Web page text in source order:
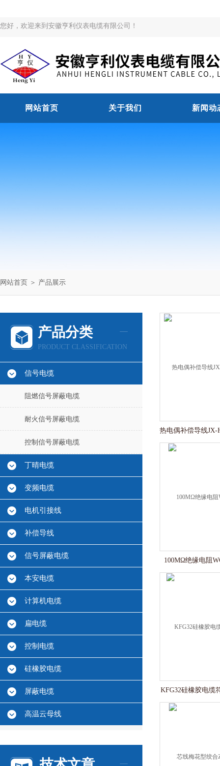
您好，欢迎来到安徽亨利仪表电缆有限公司！
网站首页 关于我们 新闻动
网站首页 ＞ 产品展示
产品分类
PRODUCT CLASSIFICATION
信号电缆
阻燃信号屏蔽电缆
耐火信号屏蔽电缆
控制信号屏蔽电缆
丁晴电缆
变频电缆
电机引接线
补偿导线
信号屏蔽电缆
本安电缆
计算机电缆
扁电缆
控制电缆
硅橡胶电缆
屏蔽电缆
高温云母线
100MΩ绝缘电阻
KFG32硅橡胶电缆